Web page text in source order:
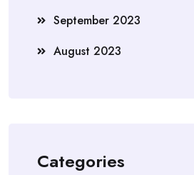
September 2023
August 2023
Categories